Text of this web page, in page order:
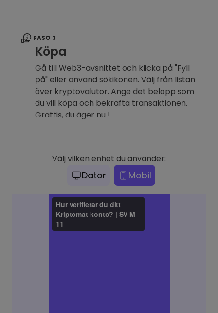
PASO 3
Köpa
Gå till Web3-avsnittet och klicka på "Fyll
på" eller använd sökikonen. Välj från listan
över kryptovalutor. Ange det belopp som
du vill köpa och bekräfta transaktionen.
Grattis, du äger nu !
Välj vilken enhet du använder:
Dator Mobil